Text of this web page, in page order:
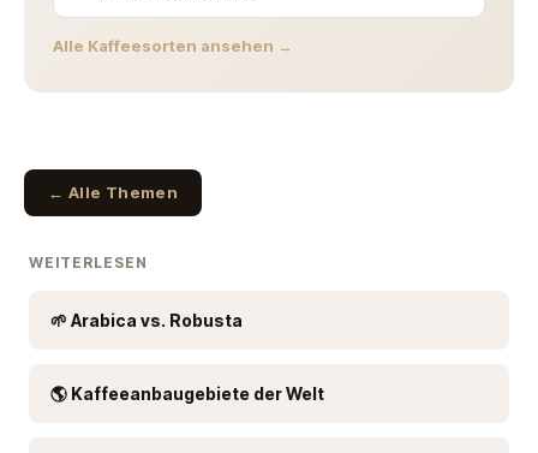
Alle Kaffeesorten ansehen →
← Alle Themen
WEITERLESEN
🌱 Arabica vs. Robusta
🌎 Kaffeeanbaugebiete der Welt